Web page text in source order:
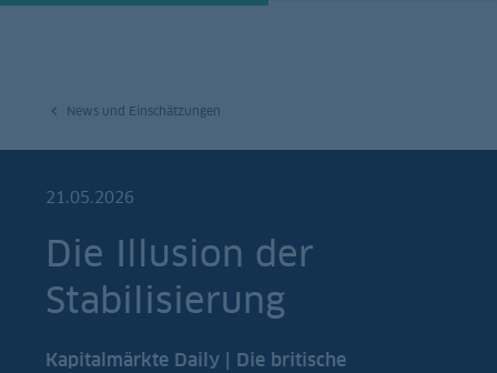
News und Einschätzungen
21.05.2026
Die Illusion der
Stabilisierung
Kapitalmärkte Daily | Die britische